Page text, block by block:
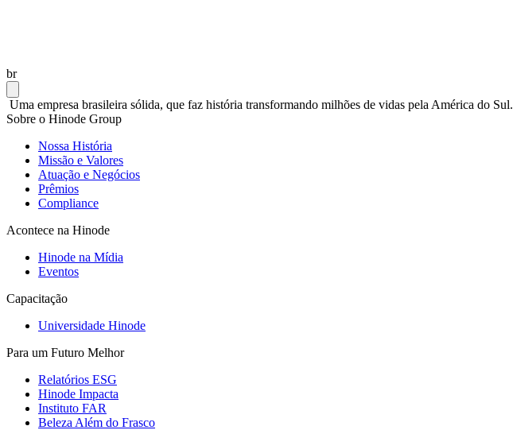
br
Uma empresa brasileira sólida, que faz história transformando milhões de vidas pela América do Sul.
Sobre o Hinode Group
Nossa História
Missão e Valores
Atuação e Negócios
Prêmios
Compliance
Acontece na Hinode
Hinode na Mídia
Eventos
Capacitação
Universidade Hinode
Para um Futuro Melhor
Relatórios ESG
Hinode Impacta
Instituto FAR
Beleza Além do Frasco